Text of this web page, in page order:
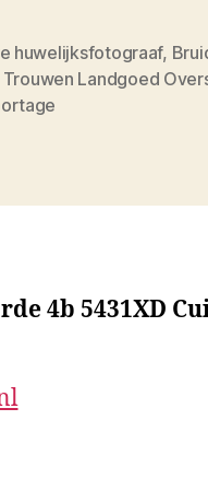
huwelijksfotograaf,
Trouwen Landgoed
4b 5431XD